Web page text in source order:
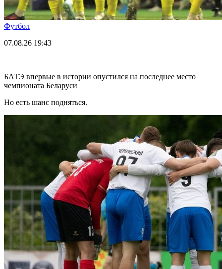
Футбол
07.08.26 19:43
БАТЭ впервые в истории опустился на последнее место
чемпионата Беларуси
Но есть шанс подняться.